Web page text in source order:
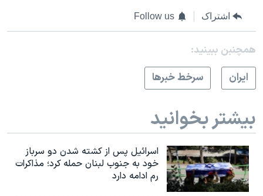
اشتراک Follow us
همچنبن ببینید:
ايران
سرخط خبرها
بیشتر بخوانید
اسرائیل پس از کشته شدن دو سرباز
خود به جنوب لبنان حمله کرد؛ مذاکرات
رم ادامه دارد